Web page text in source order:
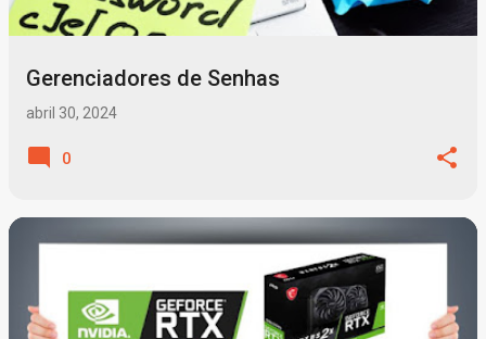
Gerenciadores de Senhas
abril 30, 2024
0